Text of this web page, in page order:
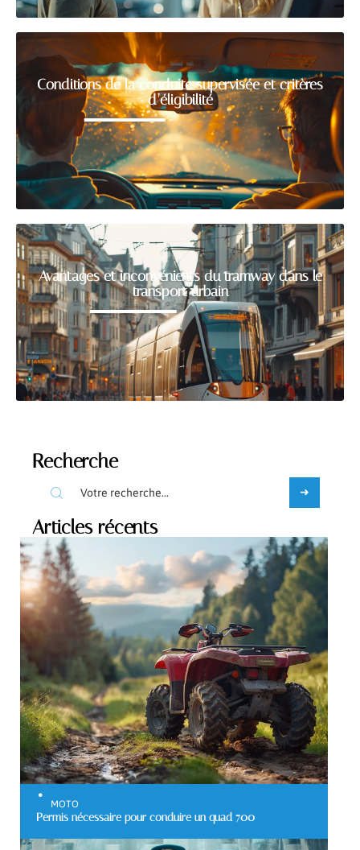
Conditions de la conduite supervisée et critères
d’éligibilité
Avantages et inconvénients du tramway dans le
transport urbain
Recherche
Articles récents
MOTO
Permis nécessaire pour conduire un quad 700